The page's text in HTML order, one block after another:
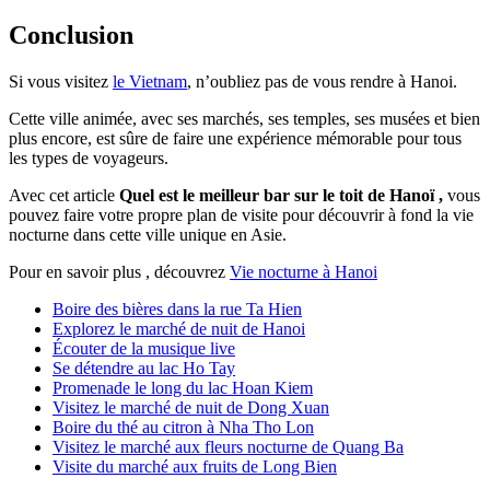
Conclusion
Si vous visitez le Vietnam, n’oubliez pas de vous rendre à Hanoi.
Cette ville animée, avec ses marchés, ses temples, ses musées et bien
plus encore, est sûre de faire une expérience mémorable pour tous
les types de voyageurs.
Avec cet article Quel est le meilleur bar sur le toit de Hanoï , vous
pouvez faire votre propre plan de visite pour découvrir à fond la vie
nocturne dans cette ville unique en Asie.
Pour en savoir plus , découvrez Vie nocturne à Hanoi
Boire des bières dans la rue Ta Hien
Explorez le marché de nuit de Hanoi
Écouter de la musique live
Se détendre au lac Ho Tay
Promenade le long du lac Hoan Kiem
Visitez le marché de nuit de Dong Xuan
Boire du thé au citron à Nha Tho Lon
Visitez le marché aux fleurs nocturne de Quang Ba
Visite du marché aux fruits de Long Bien